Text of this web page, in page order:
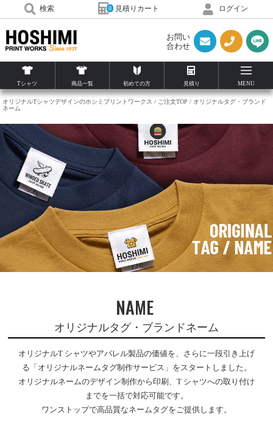
検索 0 見積りカート ログイン
お問い
合わせ
Tシャツ 商品一覧 初めての方 見積り MENU
オリジナルTシャツデザインのホシミプリントワークス ご注文TOP
オリジナルタグ・ブランド
ネーム
NAME
オリジナルタグ・ブランドネーム
オリジナルT シャツやアパレル製品の価値を、さらに一段引き上げ
る「オリジナルネームタグ制作サービス」をスタートしました。
オリジナルネームのデザイン制作から印刷、T シャツへの取り付け
までを一括で対応可能です。
ワンストップで高品質なネームタグをご提供します。